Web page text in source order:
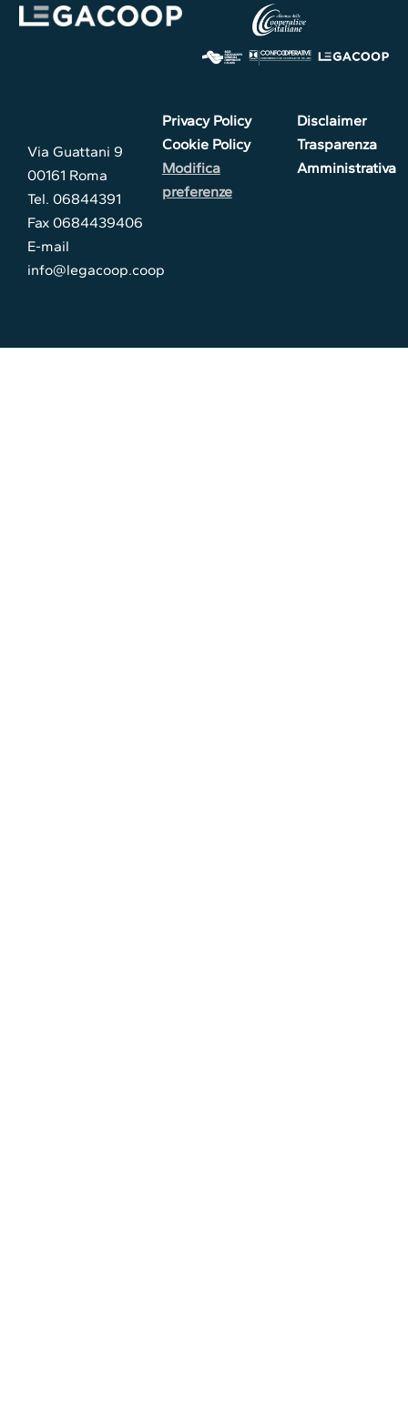
Via Guattani 9
00161 Roma
Tel. 06844391
Fax 0684439406
E-mail
info@legacoop.coop
Privacy Policy
Cookie Policy
Modifica
preferenze
Disclaimer
Trasparenza
Amministrativa